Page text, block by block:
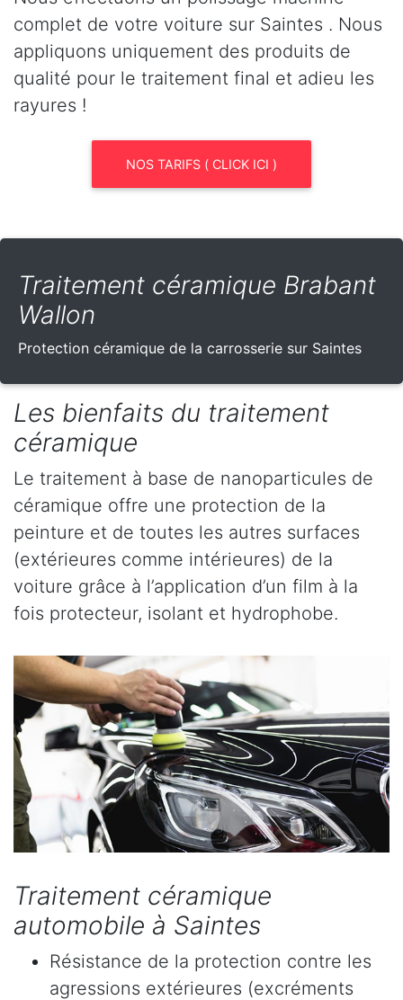
complet de votre voiture sur Saintes . Nous
appliquons uniquement des produits de
qualité pour le traitement final et adieu les
rayures !
NOS TARIFS ( CLICK ICI )
Traitement céramique Brabant
Wallon
Protection céramique de la carrosserie sur Saintes
Les bienfaits du traitement
céramique
Le traitement à base de nanoparticules de
céramique offre une protection de la
peinture et de toutes les autres surfaces
(extérieures comme intérieures) de la
voiture grâce à l’application d’un film à la
fois protecteur, isolant et hydrophobe.
Traitement céramique
automobile à Saintes
Résistance de la protection contre les
agressions extérieures (excréments